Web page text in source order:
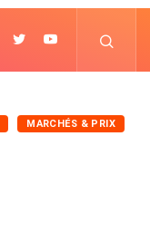
MARCHÉS & PRIX